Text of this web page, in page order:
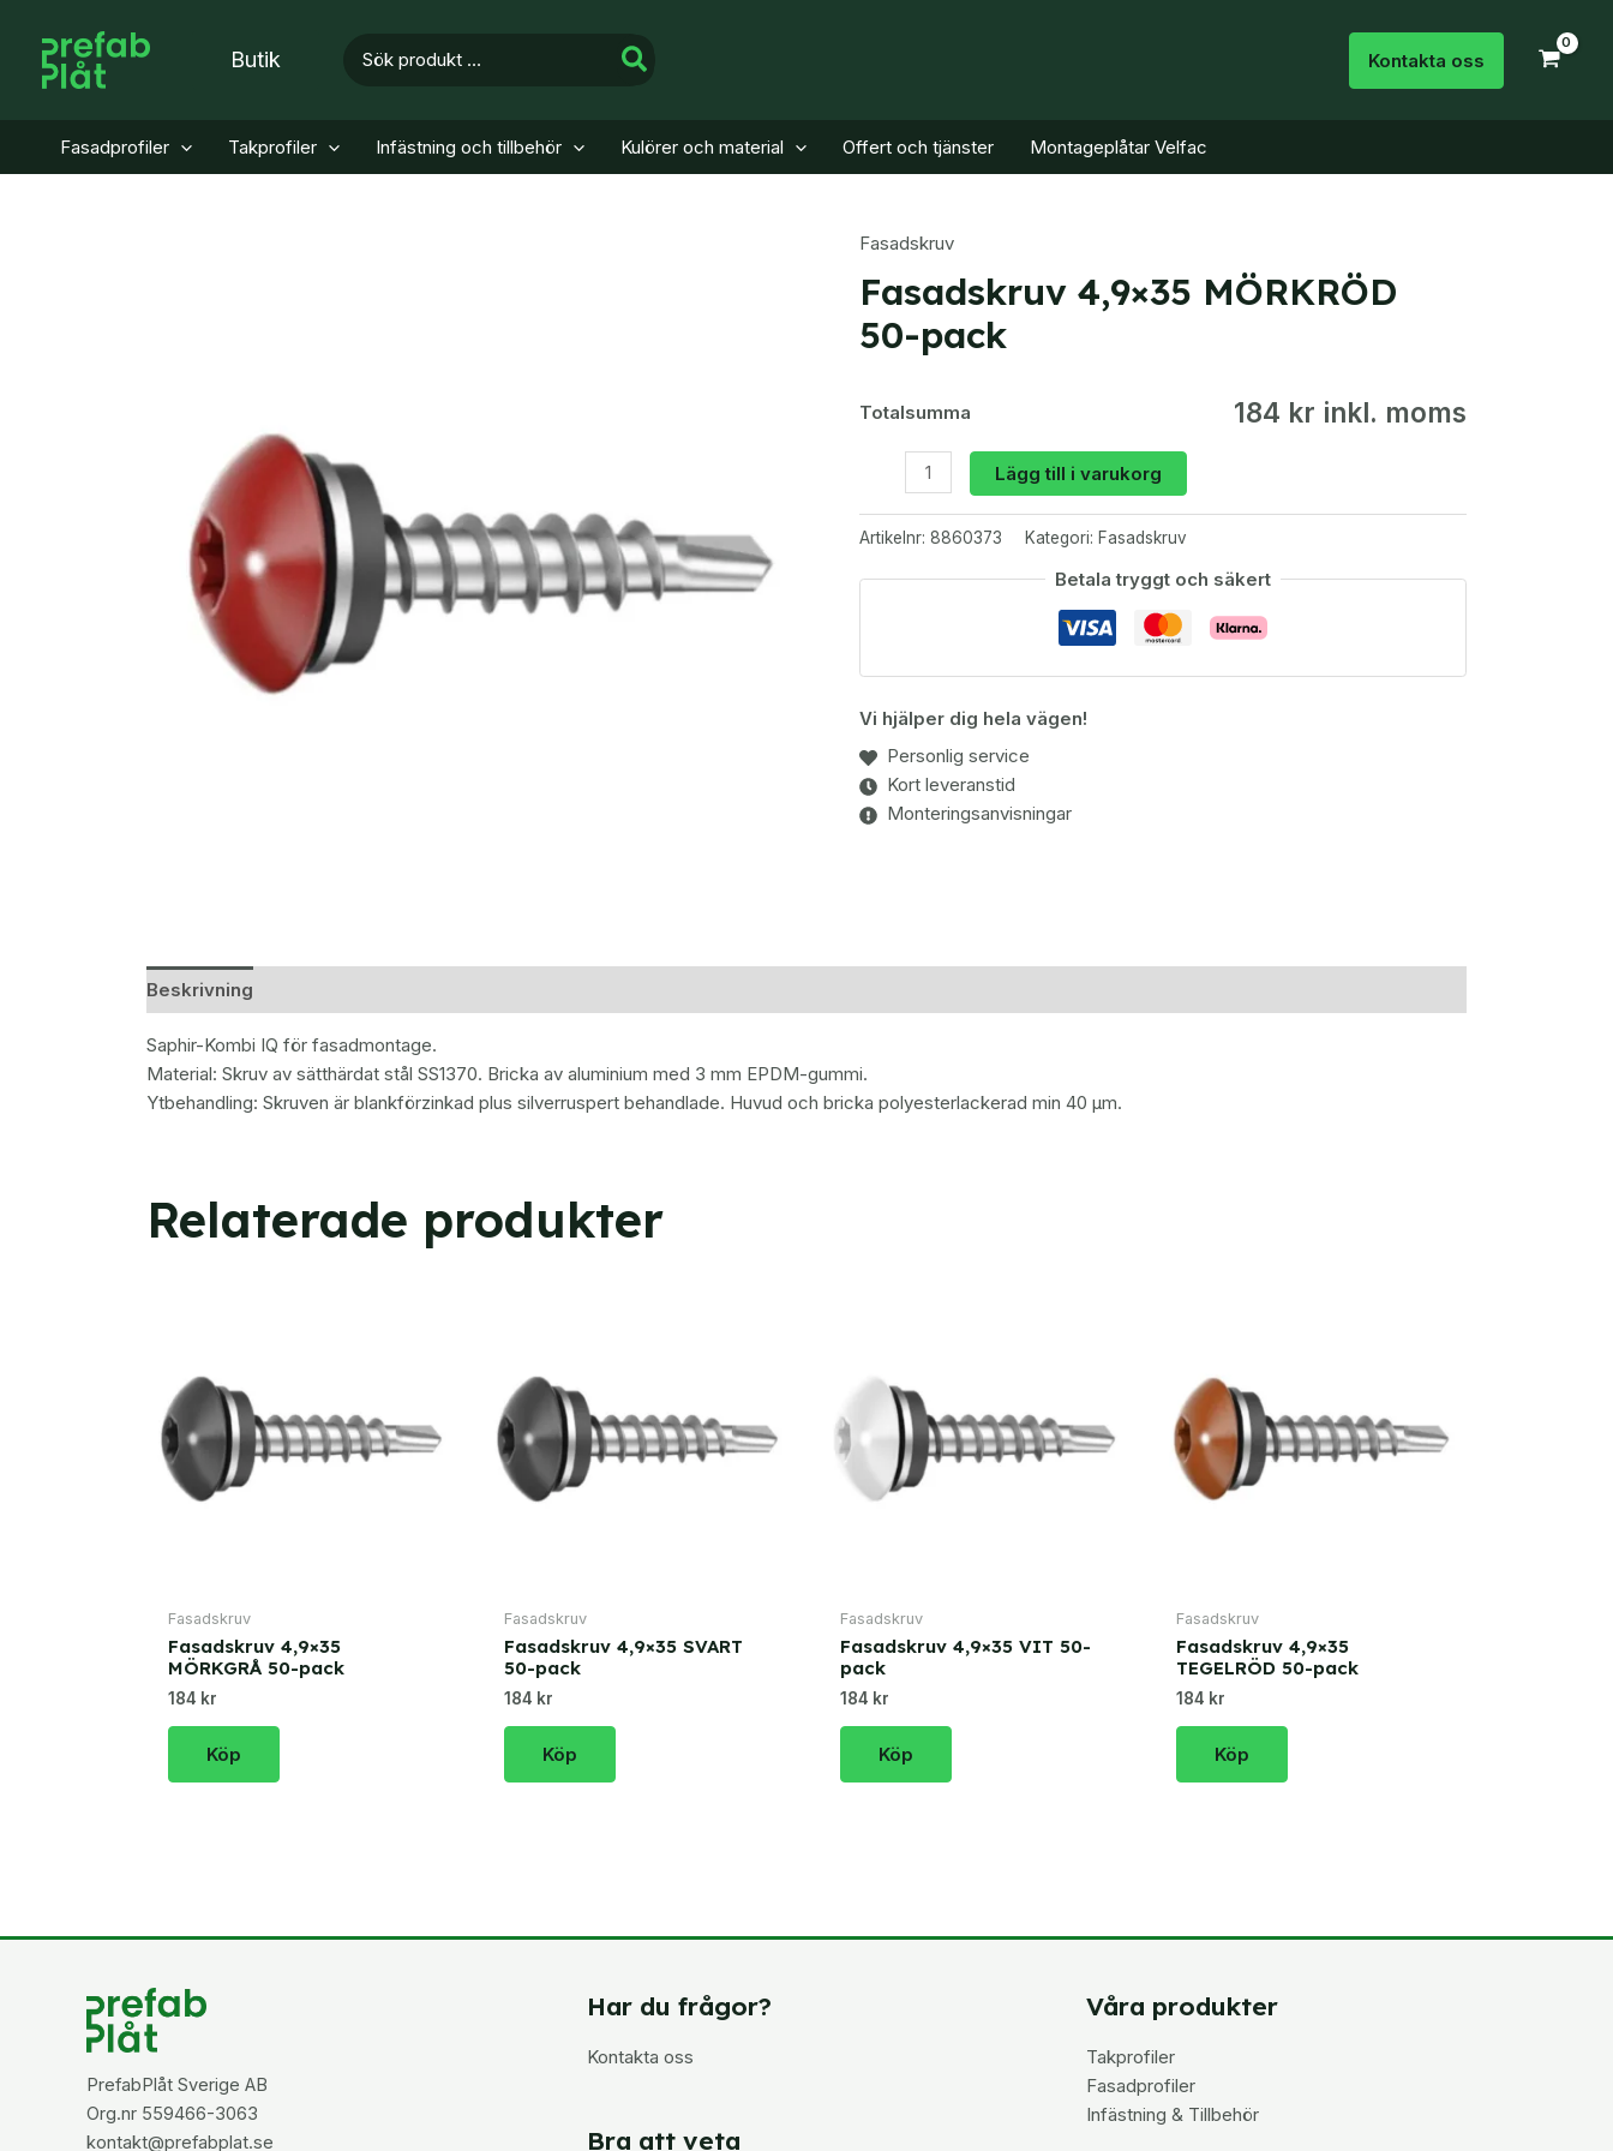
innehåll
Butik
for:
Kontakta oss
Fasadprofiler Takprofiler Infästning och tillbehör Kulörer och material Offert och tjänster Montageplåtar Velfac
Fasadskruv
Fasadskruv 4,9×35 MÖRKRÖD
50-pack
Totalsumma 184 kr inkl. moms
Fasadskruv
4,9x35
MÖRKRÖD
50-
pack
Lägg till i varukorg
Artikelnr: 8860373 Kategori: Fasadskruv
Betala tryggt och säkert
Vi hjälper dig hela vägen!
Personlig service
Kort leveranstid
Monteringsanvisningar
Beskrivning
Saphir-Kombi IQ för fasadmontage.
Material: Skruv av sätthärdat stål SS1370. Bricka av aluminium med 3 mm EPDM-gummi.
Ytbehandling: Skruven är blankförzinkad plus silverruspert behandlade. Huvud och bricka polyesterlackerad min 40 μm.
Relaterade produkter
Fasadskruv
Fasadskruv 4,9×35
MÖRKGRÅ 50-pack
184 kr
Köp
Fasadskruv
Fasadskruv 4,9×35 SVART
50-pack
184 kr
Köp
Fasadskruv
Fasadskruv 4,9×35 VIT 50-
pack
184 kr
Köp
Fasadskruv
Fasadskruv 4,9×35
TEGELRÖD 50-pack
184 kr
Köp
PrefabPlåt Sverige AB
Org.nr 559466-3063
kontakt@prefabplat.se
Har du frågor?
Kontakta oss
Bra att veta
Våra produkter
Takprofiler
Fasadprofiler
Infästning & Tillbehör